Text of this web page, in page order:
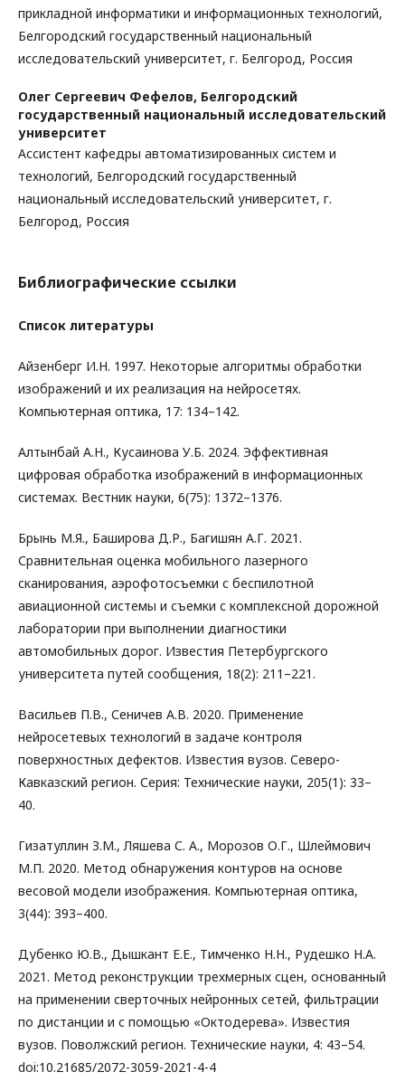
прикладной информатики и информационных технологий,
Белгородский государственный национальный
исследовательский университет, г. Белгород, Россия
Олег Сергеевич Фефелов, Белгородский
государственный национальный исследовательский
университет
Ассистент кафедры автоматизированных систем и
технологий, Белгородский государственный
национальный исследовательский университет, г.
Белгород, Россия
Библиографические ссылки
Список литературы
Айзенберг И.Н. 1997. Некоторые алгоритмы обработки
изображений и их реализация на нейросетях.
Компьютерная оптика, 17: 134–142.
Алтынбай А.Н., Кусаинова У.Б. 2024. Эффективная
цифровая обработка изображений в информационных
системах. Вестник науки, 6(75): 1372–1376.
Брынь М.Я., Баширова Д.Р., Багишян А.Г. 2021.
Сравнительная оценка мобильного лазерного
сканирования, аэрофотосъемки с беспилотной
авиационной системы и съемки с комплексной дорожной
лаборатории при выполнении диагностики
автомобильных дорог. Известия Петербургского
университета путей сообщения, 18(2): 211–221.
Васильев П.В., Сеничев А.В. 2020. Применение
нейросетевых технологий в задаче контроля
поверхностных дефектов. Известия вузов. Северо-
Кавказский регион. Серия: Технические науки, 205(1): 33–
40.
Гизатуллин З.М., Ляшева С. А., Морозов О.Г., Шлеймович
М.П. 2020. Метод обнаружения контуров на основе
весовой модели изображения. Компьютерная оптика,
3(44): 393–400.
Дубенко Ю.В., Дышкант Е.Е., Тимченко Н.Н., Рудешко Н.А.
2021. Метод реконструкции трехмерных сцен, основанный
на применении сверточных нейронных сетей, фильтрации
по дистанции и с помощью «Октодерева». Известия
вузов. Поволжский регион. Технические науки, 4: 43–54.
doi:10.21685/2072-3059-2021-4-4